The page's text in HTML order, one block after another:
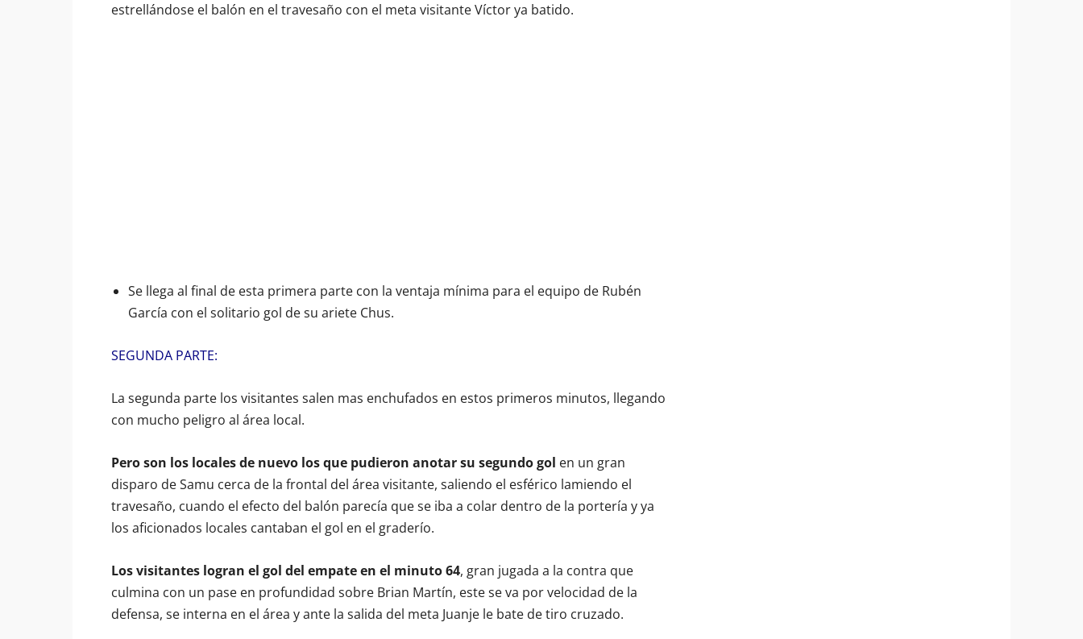
estrellándose el balón en el travesaño con el meta visitante Víctor ya batido.
Se llega al final de esta primera parte con la ventaja mínima para el equipo de Rubén
García con el solitario gol de su ariete Chus.
SEGUNDA PARTE:
La segunda parte los visitantes salen mas enchufados en estos primeros minutos, llegando
con mucho peligro al área local.
Pero son los locales de nuevo los que pudieron anotar su segundo gol en un gran
disparo de Samu cerca de la frontal del área visitante, saliendo el esférico lamiendo el
travesaño, cuando el efecto del balón parecía que se iba a colar dentro de la portería y ya
los aficionados locales cantaban el gol en el graderío.
Los visitantes logran el gol del empate en el minuto 64, gran jugada a la contra que
culmina con un pase en profundidad sobre Brian Martín, este se va por velocidad de la
defensa, se interna en el área y ante la salida del meta Juanje le bate de tiro cruzado.